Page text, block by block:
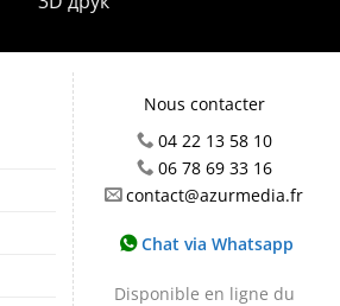
Nous contacter
04 22 13 58 10
06 78 69 33 16
contact@azurmedia.fr
Chat via Whatsapp
Disponible en ligne du